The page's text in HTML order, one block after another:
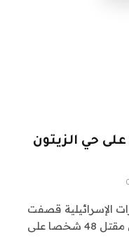
على حي الزيتون
الإسرائيلية قصفت
حي الزيتون بعدة صواريخ مما أدى إلى مقتل 48 شخصا على